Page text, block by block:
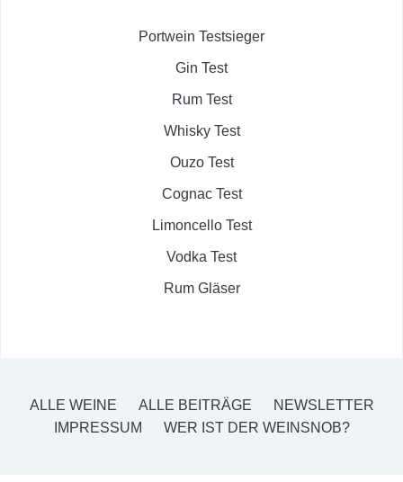
Portwein Testsieger
Gin Test
Rum Test
Whisky Test
Ouzo Test
Cognac Test
Limoncello Test
Vodka Test
Rum Gläser
ALLE WEINE ALLE BEITRÄGE
NEWSLETTER
IMPRESSUM
WER IST DER WEINSNOB?